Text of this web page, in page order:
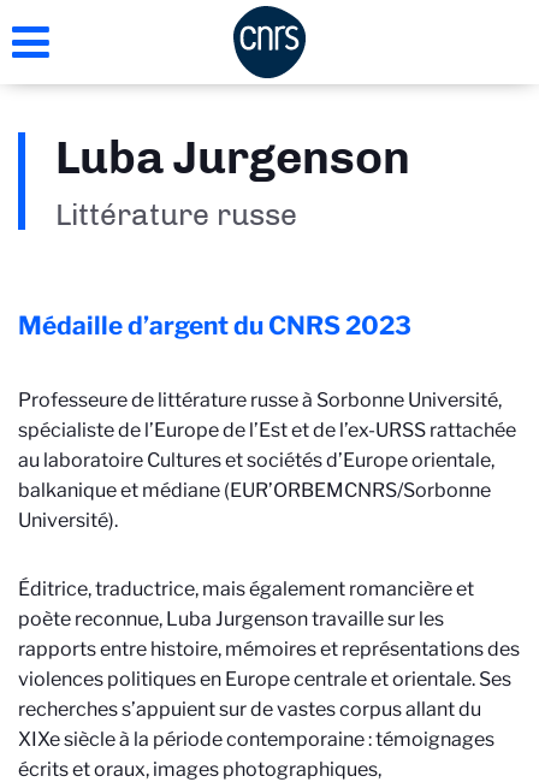
au
Luba Jurgenson
Littérature russe
Médaille d’argent du CNRS2023
Professeure de littérature russe à Sorbonne Université,
spécialiste de l’Europe de l’Est et de l’ex-URSS rattachée
au laboratoire Cultures et sociétés d’Europe orientale,
balkanique et médiane (EUR’ORBEMCNRS/Sorbonne
Université).
Éditrice, traductrice, mais également romancière et
poète reconnue, Luba Jurgenson travaille sur les
rapports entre histoire, mémoires et représentations des
violences politiques en Europe centrale et orientale. Ses
recherches s’appuient sur de vastes corpus allant du
XIXe siècle à la période contemporaine : témoignages
écrits et oraux, images photographiques,